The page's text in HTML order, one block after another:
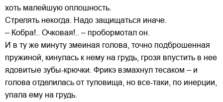
хоть малейшую оплошность.
Стрелять некогда. Надо защищаться иначе.
– Кобра!.. Очковая!.. – пробормотал он.
И в ту же минуту змеиная голова, точно подброшенная
пружиной, кинулась к нему на грудь, грозя впустить в нее
ядовитые зубы-крючки. Фрикэ взмахнул тесаком – и
голова отделилась от туловища, но все-таки, по инерции,
упала ему на грудь.